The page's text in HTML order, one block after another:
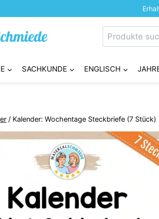
Suchen
nach:
SACHKUNDE ENGLISCH
/ Kalender: Wochentage Steckbriefe (7 Stück)